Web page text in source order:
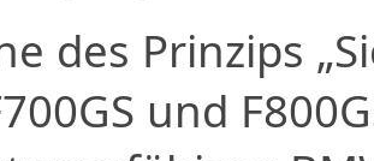
des Prinzips
und